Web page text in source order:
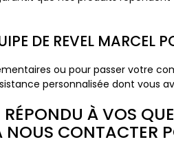
DE REVEL MARCEL
ou pour passer votre
personnalisée dont vous
À VOS
CONTACTER